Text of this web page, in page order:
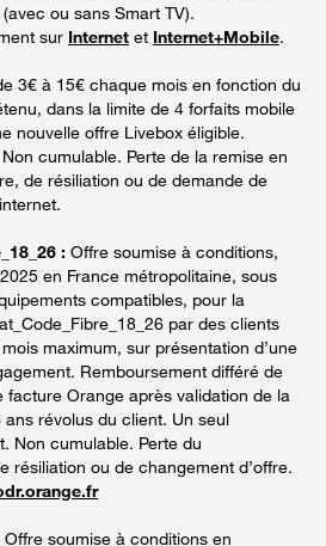
ou sans Smart TV).
sur Internet et Internet+Mobile.
3€ à 15€ chaque mois en fonction du
dans la limite de 4 forfaits mobile
nouvelle offre Livebox éligible.
cumulable. Perte de la remise en
de résiliation ou de demande de
: Offre soumise à conditions,
en France métropolitaine, sous
compatibles, pour la
par des clients
maximum, sur présentation d’une
Remboursement différé de
Orange après validation de la
ans révolus du client. Un seul
Non cumulable. Perte du
résiliation ou de changement d’offre.
Offre soumise à conditions en